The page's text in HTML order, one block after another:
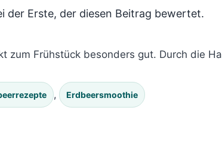
der Erste, der diesen Beitrag bewertet.
zum Frühstück besonders gut. Durch die
, Erdbeersmoothie